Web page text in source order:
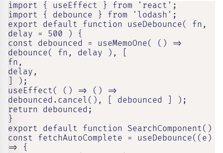
import { useEffect } from 'react';
import { debounce } from 'lodash';
export default function useDebounce( fn,
delay = 500 ) {
const debounced = useMemoOne( () =>
debounce( fn, delay ), [
fn,
delay,
] );
useEffect( () => () =>
debounced.cancel(), [ debounced ] );
return debounced;
}
export default function SearchComponent()
const fetchAutoComplete = useDebounce((e)
=> {